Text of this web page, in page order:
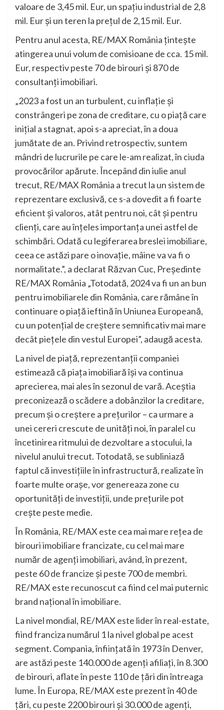
valoare de 3,45 mil. Eur, un spațiu industrial de 2,8
mil. Eur și un teren la prețul de 2,15 mil. Eur.
Pentru anul acesta, RE/MAX România țintește
atingerea unui volum de comisioane de cca. 15 mil.
Eur, respectiv peste 70 de birouri și 870 de
consultanți imobiliari.
„2023 a fost un an turbulent, cu inflație și
constrângeri pe zona de creditare, cu o piață care
inițial a stagnat, apoi s-a apreciat, în a doua
jumătate de an. Privind retrospectiv, suntem
mândri de lucrurile pe care le-am realizat, în ciuda
provocărilor apărute. Începând din iulie anul
trecut, RE/MAX România a trecut la un sistem de
reprezentare exclusivă, ce s-a dovedit a fi foarte
eficient și valoros, atât pentru noi, cât și pentru
clienți, care au înțeles importanța unei astfel de
schimbări. Odată cu legiferarea breslei imobiliare,
ceea ce astăzi pare o inovație, mâine va va fi o
normalitate.”, a declarat Răzvan Cuc, Președinte
RE/MAX România „Totodată, 2024 va fi un an bun
pentru imobiliarele din România, care rămâne în
continuare o piață ieftină în Uniunea Europeană,
cu un potențial de creștere semnificativ mai mare
decât piețele din vestul Europei”, adaugă acesta.
La nivel de piață, reprezentanții companiei
estimează că piața imobiliară își va continua
aprecierea, mai ales în sezonul de vară. Aceștia
preconizează o scădere a dobânzilor la creditare,
precum și o creștere a prețurilor – ca urmare a
unei cereri crescute de unități noi, în paralel cu
încetinirea ritmului de dezvoltare a stocului, la
nivelul anului trecut. Totodată, se subliniază
faptul că investițiile în infrastructură, realizate în
foarte multe orașe, vor genereaza zone cu
oportunități de investiții, unde prețurile pot
crește peste medie.
În România, RE/MAX este cea mai mare rețea de
birouri imobiliare francizate, cu cel mai mare
număr de agenți imobiliari, având, în prezent,
peste 60 de francize și peste 700 de membri.
RE/MAX este recunoscut ca fiind cel mai puternic
brand național în imobiliare.
La nivel mondial, RE/MAX este lider în real-estate,
fiind franciza numărul 1 la nivel global pe acest
segment. Compania, înființată în 1973 în Denver,
are astăzi peste 140.000 de agenți afiliați, în 8.300
de birouri, aflate în peste 110 de ţări din întreaga
lume. În Europa, RE/MAX este prezent în 40 de
țări, cu peste 2200 birouri și 30.000 de agenți,